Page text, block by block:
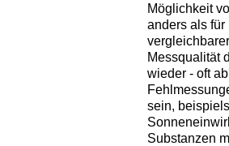
Möglichkeit
anders als für
Messqualität
wieder - oft
sein,
Substanzen